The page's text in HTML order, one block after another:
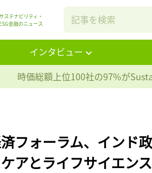
ステナビリティ・
ESG金融のニュース
インタビュー
時価総額上位100社の97%が
済フォーラム、インド
アとライフサイエンス